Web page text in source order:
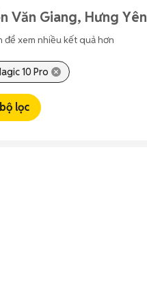
Văn Giang, Hưng Yên
để xem nhiều kết quả hơn
10 Pro
lọc